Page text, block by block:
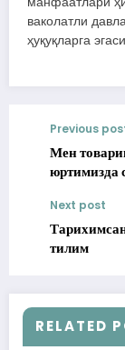
ваколатли
ҳуқуқларга
Previous
Мен
юртимизда
Next post
тилим
RELATED